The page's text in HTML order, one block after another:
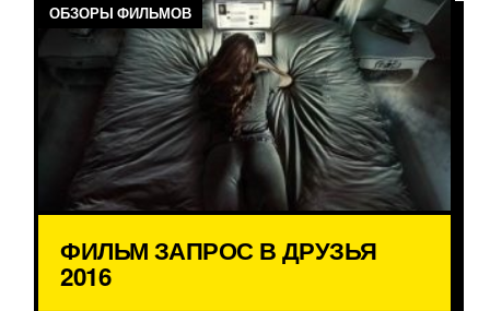
ОБЗОРЫ ФИЛЬМОВ
ФИЛЬМ ЗАПРОС В ДРУЗЬЯ
2016